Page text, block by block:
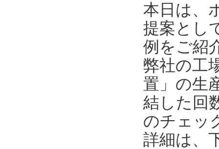
本日は、
提案とし
例をご紹
弊社の工
置」の生
結した回
のチェッ
詳細は、